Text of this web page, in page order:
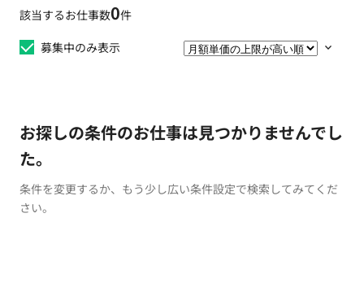
該当するお仕事数0件
募集中のみ表示
お探しの条件のお仕事は見つかりませんでし
た。
条件を変更するか、もう少し広い条件設定で検索してみてくだ
さい。